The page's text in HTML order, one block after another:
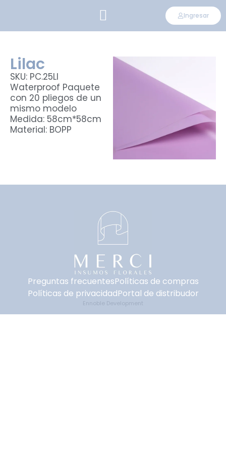
Ingresar
Lilac
SKU: PC.25LI
Waterproof Paquete
con 20 pliegos de un
mismo modelo
Medida: 58cm*58cm
Material: BOPP
Preguntas frecuentesPolíticas de compras
Políticas de privacidadPortal de distribudor
Ennoble Development